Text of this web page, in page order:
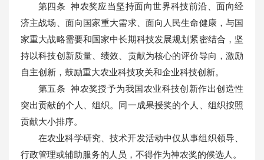
第四条 神农奖应当坚持面向世界科技前沿、面向经
济主战场、面向国家重大需求、面向人民生命健康，与国
家重大战略需要和国家中长期科技发展规划紧密结合，坚
持以科技创新质量、绩效、贡献为核心的评价导向，激励
自主创新，鼓励重大农业科技攻关和企业科技创新。
第五条 神农奖授予为我国农业科技创新作出创造性
突出贡献的个人、组织。同一成果授奖的个人、组织按照
贡献大小排序。
在农业科学研究、技术开发活动中仅从事组织领导、
行政管理或辅助服务的人员，不得作为神农奖的候选人。